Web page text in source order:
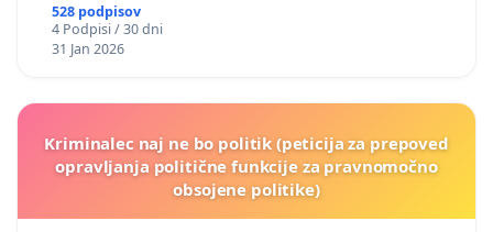
528 podpisov
4 Podpisi / 30 dni
31 Jan 2026
Kriminalec naj ne bo politik (peticija za prepoved
opravljanja politične funkcije za pravnomočno
obsojene politike)